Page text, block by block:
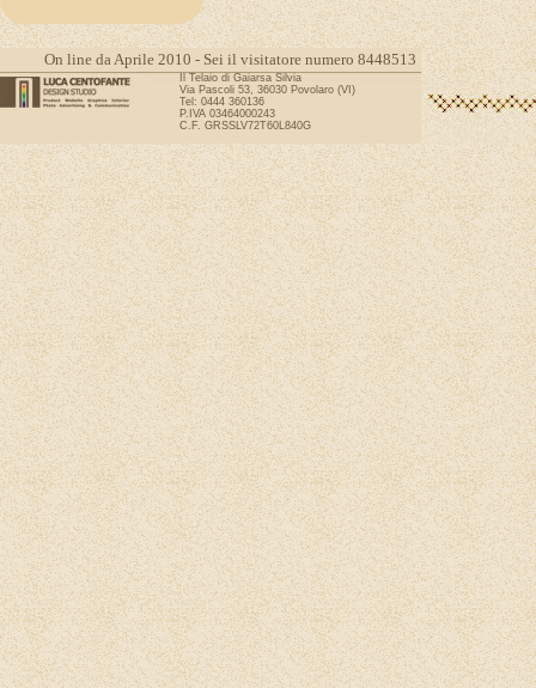
On line da Aprile 2010 - Sei il visitatore numero 8448513
Il Telaio di Gaiarsa Silvia
Via Pascoli 53, 36030 Povolaro (VI)
Tel: 0444 360136
P.IVA 03464000243
C.F. GRSSLV72T60L840G